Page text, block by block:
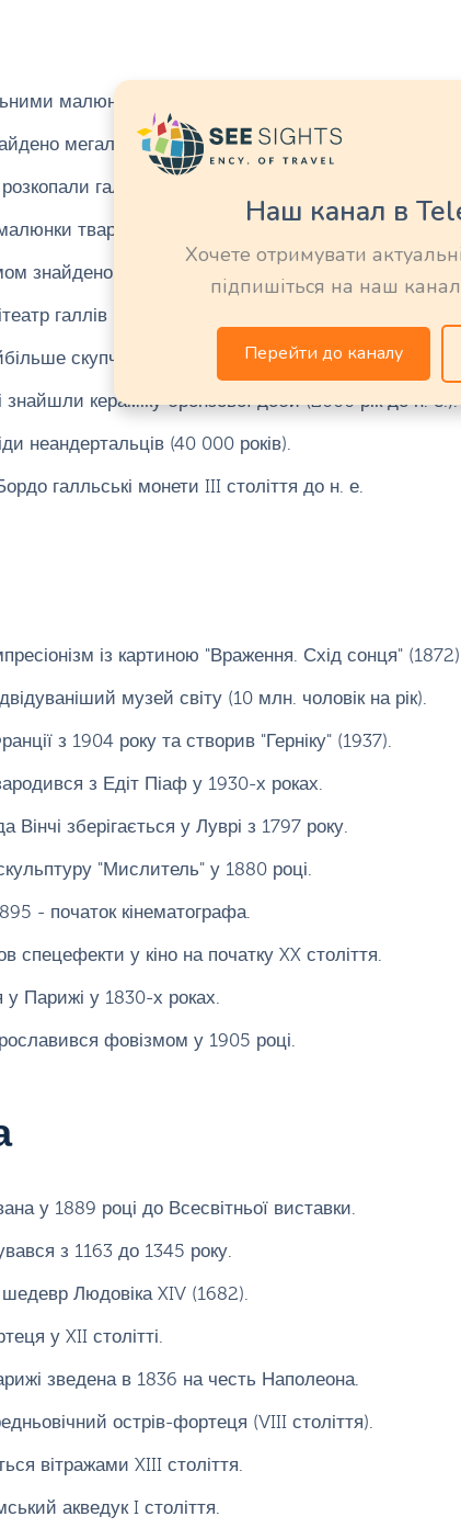
малюнками датується 17 000 до н. е.
мегаліти віком 4500 років.
галло-римську віллу I століття.
тварин віком 36 000 років.
знайдено залишки римських лазень (ІІ століття).
галлів (I століття до н. Е..).
скупчення стоячих каменів у світі.
кераміку бронзової доби (2000 рік до н. е.).
неандертальців (40 000 років).
галльські монети III століття до н. е.
із картиною "Враження. Схід сонця" (1872).
музей світу (10 млн. чоловік на рік).
з 1904 року та створив "Герніку" (1937).
з Едіт Піаф у 1930-х роках.
зберігається у Луврі з 1797 року.
"Мислитель" у 1880 році.
- початок кінематографа.
у кіно на початку XX століття.
у Парижі у 1830-х роках.
фовізмом у 1905 році.
у 1889 році до Всесвітньої виставки.
з 1163 до 1345 року.
Людовіка XIV (1682).
у XII столітті.
зведена в 1836 на честь Наполеона.
острів-фортеця (VIII століття).
вітражами XIII століття.
акведук I століття.
Наш канал в
Хочете отримувати
підпишіться на наш
Перейти до каналу